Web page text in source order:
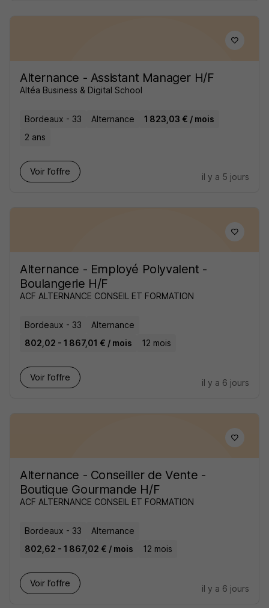
Alternance - Assistant Manager H/F
Altéa Business & Digital School
Bordeaux - 33 Alternance
1 823,03 € / mois
2 ans
Voir l’offre
il y a 5 jours
Alternance - Employé Polyvalent -
Boulangerie H/F
ACF ALTERNANCE CONSEIL ET FORMATION
Bordeaux - 33
Alternance
802,02 - 1 867,01 € / mois
12 mois
Voir l’offre
il y a 6 jours
Alternance - Conseiller de Vente -
Boutique Gourmande H/F
ACF ALTERNANCE CONSEIL ET FORMATION
Bordeaux - 33
Alternance
802,62 - 1 867,02 € / mois
12 mois
Voir l’offre
il y a 6 jours